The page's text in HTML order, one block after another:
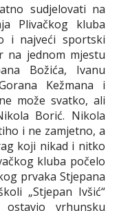
sudjelovati na
Plivačkog kluba
i najveći sportski
na jednom mjestu
Božića, Ivanu
Kežmana i
može svatko, ali
Borić. Nikola
i ne zamjetno, a
koji nikad i nitko
kluba počelo
prvaka Stjepana
„Stjepan Ivšić“
vrhunsku